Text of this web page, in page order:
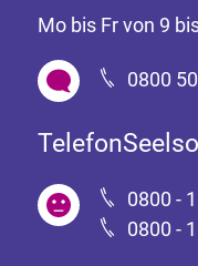
Mo bis Fr von 9
0800
0800 -
0800 -